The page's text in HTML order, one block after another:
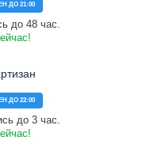
ДО 21:00
до 48 час.
ДО 22:00
до 3 час.